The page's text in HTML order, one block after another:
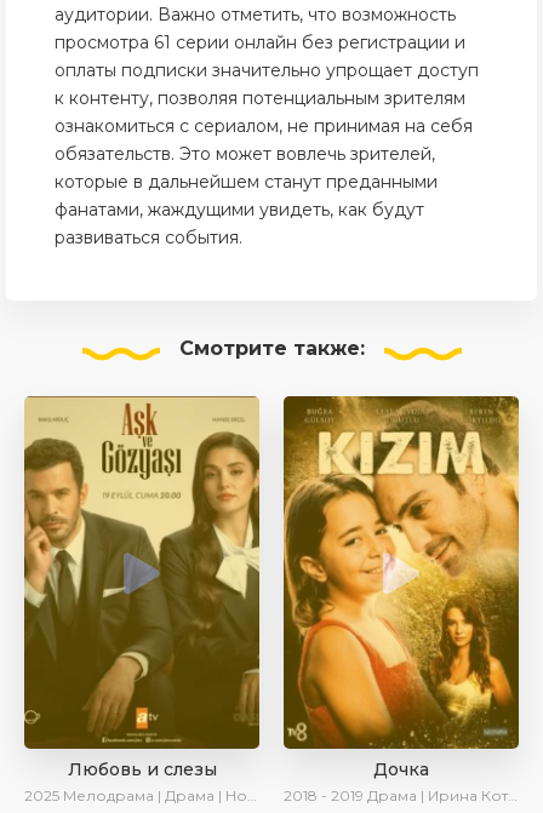
аудитории. Важно отметить, что возможность
просмотра 61 серии онлайн без регистрации и
оплаты подписки значительно упрощает доступ
к контенту, позволяя потенциальным зрителям
ознакомиться с сериалом, не принимая на себя
обязательств. Это может вовлечь зрителей,
которые в дальнейшем станут преданными
фанатами, жаждущими увидеть, как будут
развиваться события.
Смотрите также:
Любовь и слезы
2025 Мелодрама | Драма | Новинки | Сериалы 2025
Дочка
2018 - 2019 Драма | Ирина Котова